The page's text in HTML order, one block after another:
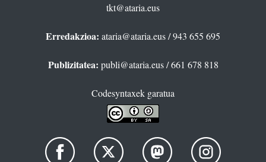
tkt@ataria.eus
Erredakzioa: ataria@ataria.eus/ 943 655 695
Publizitatea: publi@ataria.eus/ 661 678 818
Codesyntaxek garatua